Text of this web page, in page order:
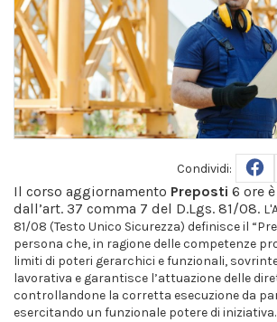
Condividi:
Il corso aggiornamento Preposti 6 ore
dall’art. 37 comma 7 del D.Lgs. 81/08.
81/08 (Testo Unico Sicurezza) definisce il
persona che, in ragione delle competenze
limiti di poteri gerarchici e funzionali,
lavorativa e garantisce l’attuazione delle
controllandone la corretta esecuzione da
esercitando un funzionale potere di iniziativa.